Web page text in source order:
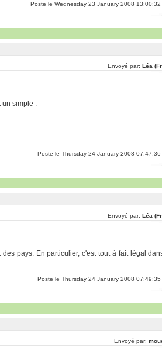
Poste le Wednesday 23 January 2008 13:00:32
Envoyé par: Léa
un simple :
Poste le Thursday 24 January 2008 07:47:36
Envoyé par: Léa
pays. En particulier, c'est tout à fait légal
Poste le Thursday 24 January 2008 07:49:35
Envoyé par: